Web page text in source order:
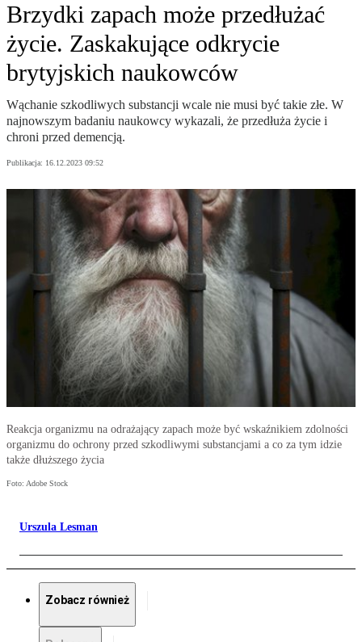
Brzydki zapach może przedłużać
życie. Zaskakujące odkrycie
brytyjskich naukowców
Wąchanie szkodliwych substancji wcale nie musi być takie złe. W
najnowszym badaniu naukowcy wykazali, że przedłuża życie i
chroni przed demencją.
Publikacja: 16.12.2023 09:52
Reakcja organizmu na odrażający zapach może być wskaźnikiem zdolności
organizmu do ochrony przed szkodliwymi substancjami a co za tym idzie
także dłuższego życia
Foto: Adobe Stock
Urszula Lesman
Zobacz również